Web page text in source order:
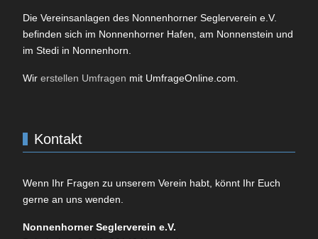
Die Vereinsanlagen des Nonnenhorner Seglerverein e.V.
befinden sich im Nonnenhorner Hafen, am Nonnenstein und
im Stedi in Nonnenhorn.
Wir erstellen Umfragen mit UmfrageOnline.com.
Kontakt
Wenn Ihr Fragen zu unserem Verein habt, könnt Ihr Euch
gerne an uns wenden.
Non­nen­horner Seglerverein e.V.